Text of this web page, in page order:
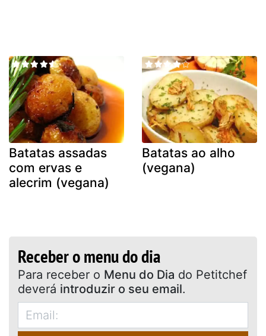
Batatas assadas
com ervas e
alecrim (vegana)
Batatas ao alho
(vegana)
Receber o menu do dia
Para receber o Menu do Dia do Petitchef
deverá introduzir o seu email.